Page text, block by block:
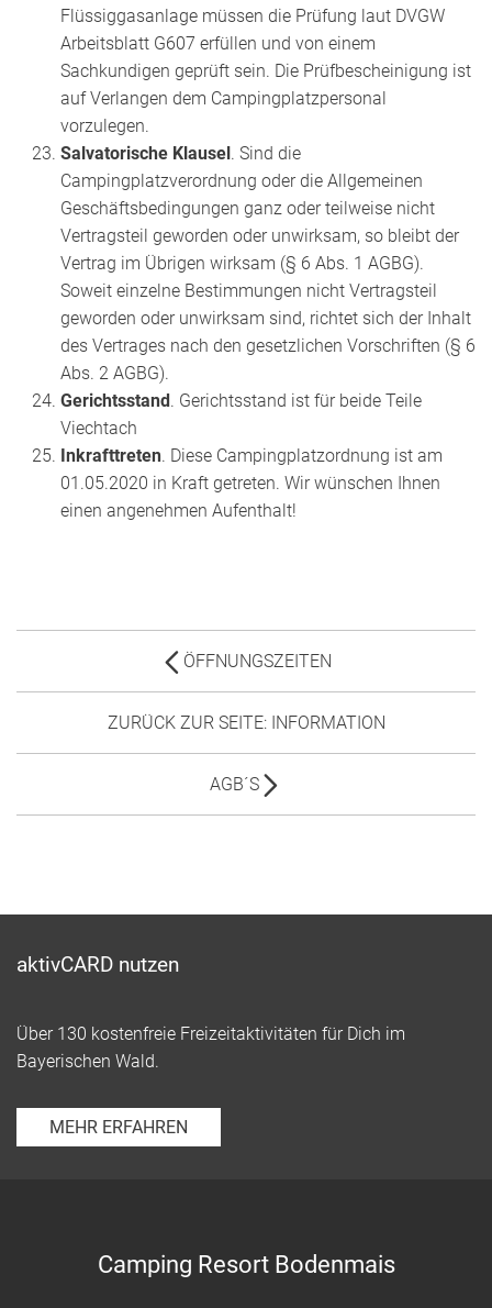
Flüssiggasanlage müssen die Prüfung laut DVGW
Arbeitsblatt G607 erfüllen und von einem
Sachkundigen geprüft sein. Die Prüfbescheinigung ist
auf Verlangen dem Campingplatzpersonal
vorzulegen.
Salvatorische Klausel. Sind die
Campingplatzverordnung oder die Allgemeinen
Geschäftsbedingungen ganz oder teilweise nicht
Vertragsteil geworden oder unwirksam, so bleibt der
Vertrag im Übrigen wirksam (§ 6 Abs. 1 AGBG).
Soweit einzelne Bestimmungen nicht Vertragsteil
geworden oder unwirksam sind, richtet sich der Inhalt
des Vertrages nach den gesetzlichen Vorschriften (§ 6
Abs. 2 AGBG).
Gerichtsstand. Gerichtsstand ist für beide Teile
Viechtach
Inkrafttreten. Diese Campingplatzordnung ist am
01.05.2020 in Kraft getreten. Wir wünschen Ihnen
einen angenehmen Aufenthalt!
ÖFFNUNGSZEITEN
ZURÜCK ZUR SEITE: INFORMATION
AGB´S
aktivCARD nutzen
Über 130 kostenfreie Freizeitaktivitäten für Dich im
Bayerischen Wald.
MEHR ERFAHREN
Camping Resort Bodenmais